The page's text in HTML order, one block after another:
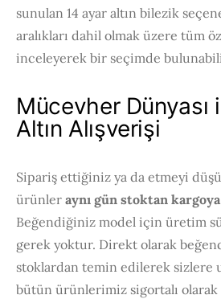
sunulan 14 ayar altın bilezik
aralıkları dahil olmak üzere tüm
inceleyerek bir seçimde
Mücevher Dünyası
Altın Alışverişi
Sipariş ettiğiniz ya da etmeyi
ürünler aynı gün stoktan
Beğendiğiniz model için üretim
gerek yoktur. Direkt olarak
stoklardan temin edilerek sizlere
bütün ürünlerimiz sigortalı olarak